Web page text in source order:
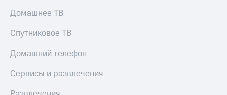
Домашнее ТВ
Спутниковое ТВ
Домашний телефон
Сервисы и развлечения